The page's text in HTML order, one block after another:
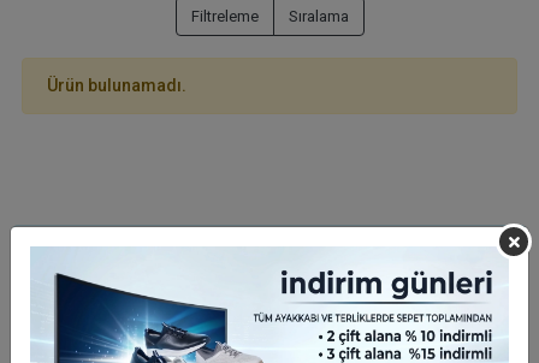
Filtreleme Sıralama
Ürün bulunamadı.
Siparişleriniz en kısa sürede elinize ulaşır.
Güvenli Alışveriş
Güvenli ve kolay ödeme sistemi